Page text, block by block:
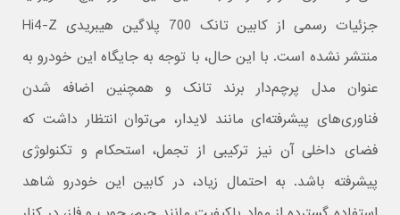
جزئیات رسمی از کابین تانک 700 پلاگین هیبریدی Hi4-Z
منتشر نشده است. با این حال، با توجه به جایگاه این خودرو به
عنوان مدل پرچم‌دار برند تانک و همچنین اضافه شدن
فناوری‌های پیشرفته‌ای مانند لایدار، می‌توان انتظار داشت که
فضای داخلی آن نیز ترکیبی از تجمل، استحکام و تکنولوژی
پیشرفته باشد. به احتمال زیاد، در کابین این خودرو شاهد